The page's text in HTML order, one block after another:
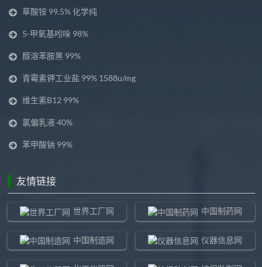
草酸铵 99.5% 化学纯
5-甲氧基吲哚 98%
醇溶苯胺黑 99%
青霉素钾工业盐 99% 1588u/mg
维生素B12 99%
氯偏乳液 40%
苯甲酸钠 99%
友情链接
世界工厂网 中国制药网
中国制造网 仪器信息网